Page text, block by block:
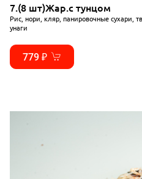
7.(8 шт)Жар.с тунцом
Рис, нори, кляр, панировочные сухари,
унаги
779 ₽